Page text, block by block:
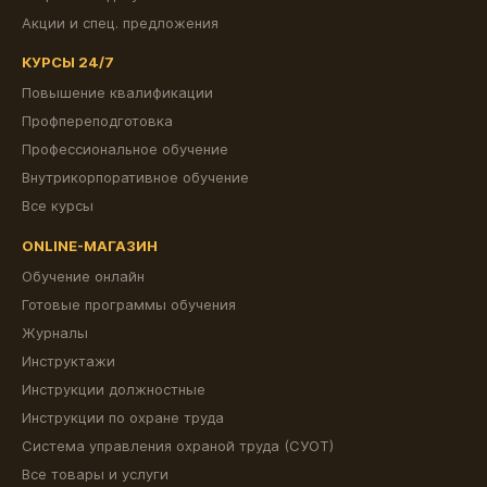
Акции и спец. предложения
КУРСЫ 24/7
Повышение квалификации
Профпереподготовка
Профессиональное обучение
Внутрикорпоративное обучение
Все курсы
ONLINE-МАГАЗИН
Обучение онлайн
Готовые программы обучения
Журналы
Инструктажи
Инструкции должностные
Инструкции по охране труда
Система управления охраной труда (СУОТ)
Все товары и услуги